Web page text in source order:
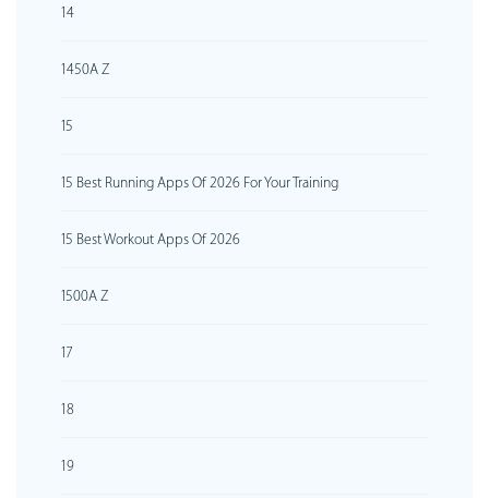
14
1450A Z
15
15 Best Running Apps Of 2026 For Your Training
15 Best Workout Apps Of 2026
1500A Z
17
18
19